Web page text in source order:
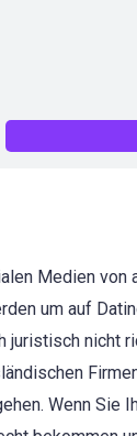
Medien von
um auf
juristisch nicht
Wenn Sie